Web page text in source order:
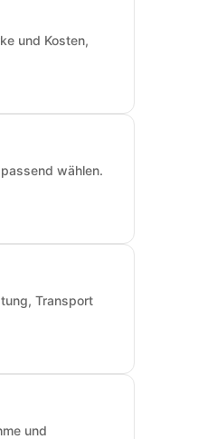
und Kosten,
wählen.
Transport
und